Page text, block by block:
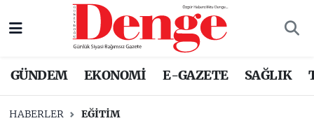
GÜNDEM EKONOMİ E-GAZETE SAĞLIK
HABERLER EĞITIM
Nöbetçi Eczaneler